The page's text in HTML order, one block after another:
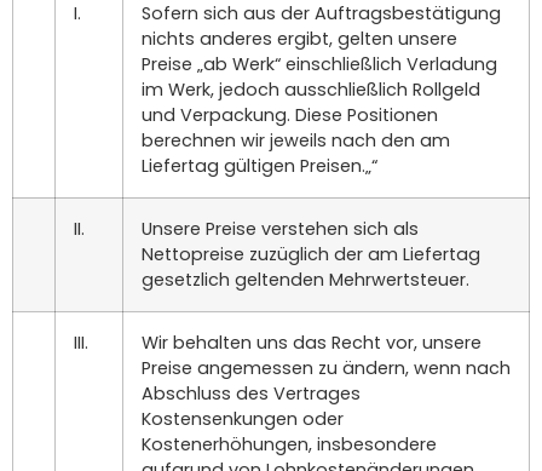
I.
Sofern sich aus der Auftragsbestätigung
nichts anderes ergibt, gelten unsere
Preise „ab Werk“ einschließlich Verladung
im Werk, jedoch ausschließlich Rollgeld
und Verpackung. Diese Positionen
berechnen wir jeweils nach den am
Liefertag gültigen Preisen.„“
II.
Unsere Preise verstehen sich als
Nettopreise zuzüglich der am Liefertag
gesetzlich geltenden Mehrwertsteuer.
III.
Wir behalten uns das Recht vor, unsere
Preise angemessen zu ändern, wenn nach
Abschluss des Vertrages
Kostensenkungen oder
Kostenerhöhungen, insbesondere